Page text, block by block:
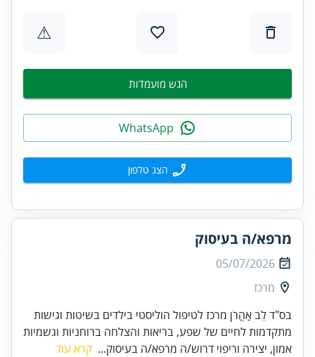
⚠
הגש מועמדות
הצג טלפון
מרפא/ה בעיסוק
05/07/2026
מרכז
בס"ד לֵב אַהֲרֹן מרכז לטיפול הוליסטי בילדים בשיטות וגישות
מתקדמות לחיים של שפע, בריאות והצלחה ברוחניות וגשמיות
אמון, יצירה וריפוי דרוש/ה מרפא/ה בעיסוק... קרא עוד